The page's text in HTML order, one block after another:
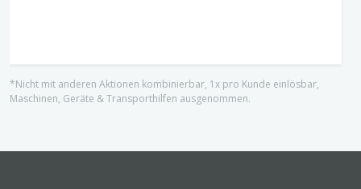
*Nicht mit anderen Aktionen kombinierbar, 1x pro Kunde einlösbar,
Maschinen, Geräte & Transporthilfen ausgenommen.